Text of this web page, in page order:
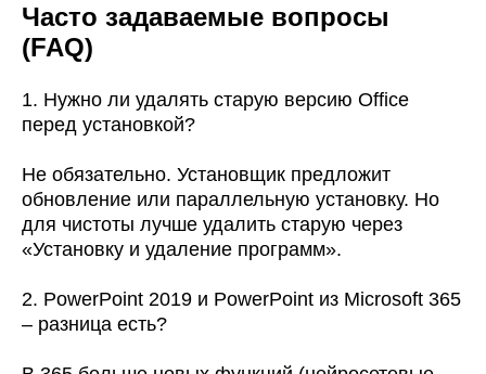
Часто задаваемые вопросы
(FAQ)
1. Нужно ли удалять старую версию Office
перед установкой?
Не обязательно. Установщик предложит
обновление или параллельную установку. Но
для чистоты лучше удалить старую через
«Установку и удаление программ».
2. PowerPoint 2019 и PowerPoint из Microsoft 365
– разница есть?